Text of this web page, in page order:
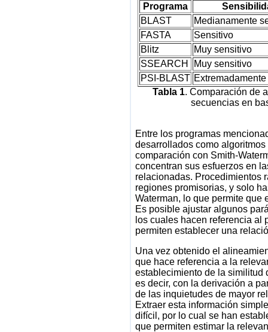
Programa
BLAST
Medianamente
FASTA
Sensitivo
Blitz
Muy sensitivo
SSEARCH
Muy sensitivo
PSI-BLAST
Tabla 1. Comparación de
secuencias en
Entre los programas
desarrollados como
comparación con Smith-
concentran sus esfuerzos en
relacionadas. Procedimientos
regiones promisorias, y solo
Waterman, lo que permite que
Es posible ajustar algunos
los cuales hacen referencia al
permiten establecer una
Una vez obtenido el
que hace referencia a la
establecimiento de la similitud
es decir, con la derivación a
de las inquietudes de mayor
Extraer esta información
difícil, por lo cual se han
que permiten estimar la